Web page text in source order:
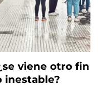
viene otro fin
inestable?